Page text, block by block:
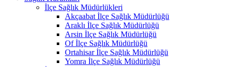
İlçe Sağlık Müdürlükleri
Akçaabat İlçe Sağlık Müdürlüğü
Araklı İlçe Sağlık Müdürlüğü
Arsin İlçe Sağlık Müdürlüğü
Of İlçe Sağlık Müdürlüğü
Ortahisar İlçe Sağlık Müdürlüğü
Yomra İlçe Sağlık Müdürlüğü